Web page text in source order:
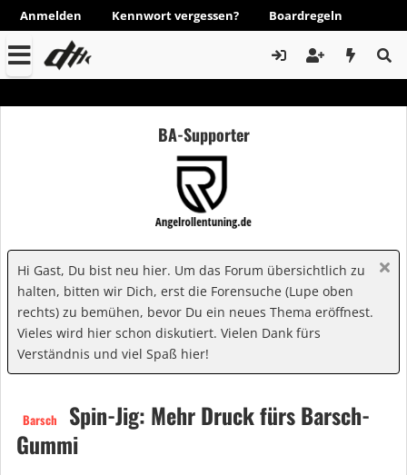
Anmelden Kennwort vergessen? Boardregeln
BA-Supporter
Hi Gast, Du bist neu hier. Um das Forum übersichtlich zu
halten, bitten wir Dich, erst die Forensuche (Lupe oben
rechts) zu bemühen, bevor Du ein neues Thema eröffnest.
Vieles wird hier schon diskutiert. Vielen Dank fürs
Verständnis und viel Spaß hier!
Barsch
Spin-Jig: Mehr Druck fürs Barsch-
Gummi